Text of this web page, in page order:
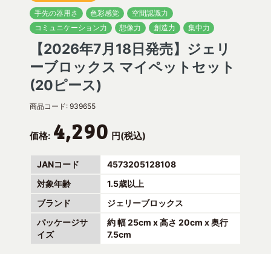
手先の器用さ
色彩感覚
空間認識力
コミュニケーション力
想像力 創造力 集中力
【2026年7月18日発売】ジェリ
ーブロックス マイペットセット
(20ピース)
商品コード: 939655
価格: 4,290 円(税込)
JANコード
4573205128108
対象年齢
1.5歳以上
ブランド
ジェリーブロックス
パッケージサ
イズ
約 幅 25cm x 高さ 20cm x 奥行
7.5cm